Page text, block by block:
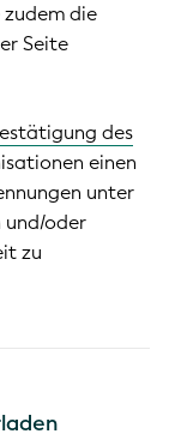
die
Seite
des
einen
unter
und/oder
zu